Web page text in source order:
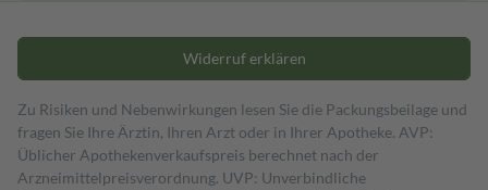
Widerruf erklären
Zu Risiken und Nebenwirkungen lesen Sie die Packungsbeilage und
fragen Sie Ihre Ärztin, Ihren Arzt oder in Ihrer Apotheke. AVP:
Üblicher Apothekenverkaufspreis berechnet nach der
Arzneimittelpreisverordnung. UVP: Unverbindliche